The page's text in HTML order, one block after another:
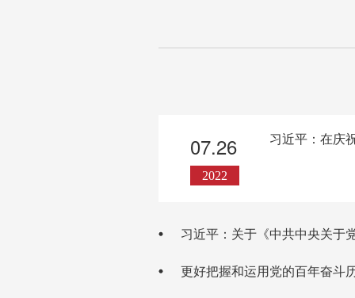
07.26
2022
习近平：在庆
更好把握和运用党的百年奋斗